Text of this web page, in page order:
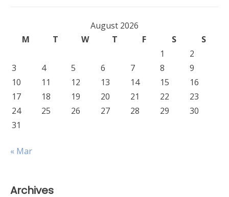
August 2026
M
T W T F S
S
1
2
3
4 5 6 7 8
9
10
11 12 13 14 15
16
17
18 19 20 21 22
23
24
25 26 27 28 29
30
31
« Mar
Archives